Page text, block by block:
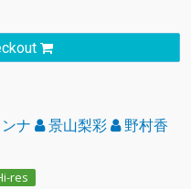
ナ 景山梨彩
野村香
res